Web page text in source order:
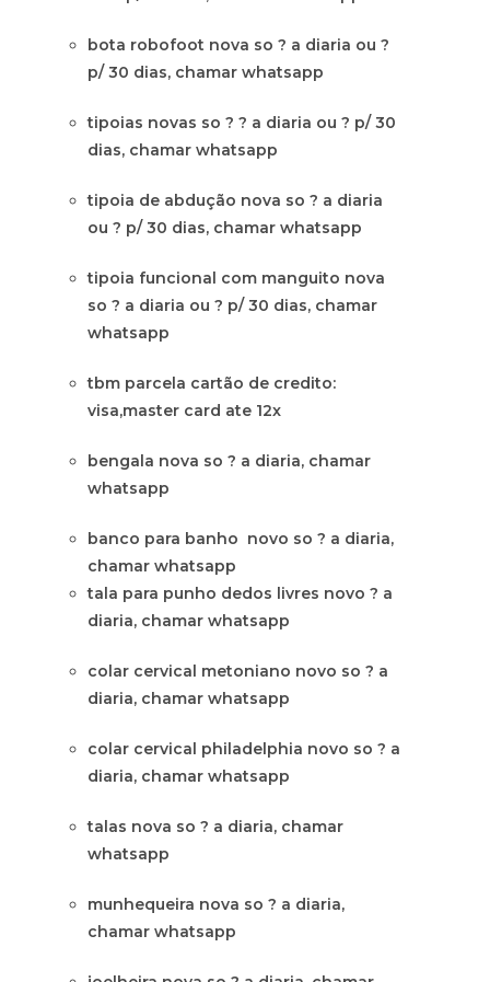
bota robofoot nova so ? a diaria ou ?
p/ 30 dias, chamar whatsapp
tipoias novas so ? ? a diaria ou ? p/ 30
dias, chamar whatsapp
tipoia de abdução nova so ? a diaria
ou ? p/ 30 dias, chamar whatsapp
tipoia funcional com manguito nova
so ? a diaria ou ? p/ 30 dias, chamar
whatsapp
tbm parcela cartão de credito:
visa,master card ate 12x
bengala nova so ? a diaria, chamar
whatsapp
banco para banho novo so ? a diaria,
chamar whatsapp
tala para punho dedos livres novo ? a
diaria, chamar whatsapp
colar cervical metoniano novo so ? a
diaria, chamar whatsapp
colar cervical philadelphia novo so ? a
diaria, chamar whatsapp
talas nova so ? a diaria, chamar
whatsapp
munhequeira nova so ? a diaria,
chamar whatsapp